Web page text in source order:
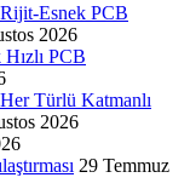
Esnek PCB
2026
PCB
Türlü Katmanlı
2026
29 Temmuz